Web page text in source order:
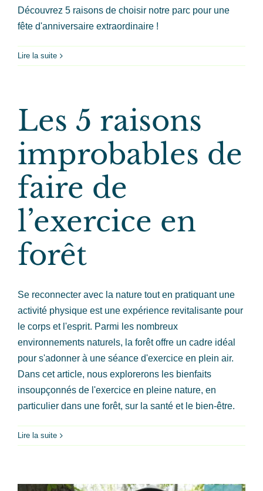
Découvrez 5 raisons de choisir notre parc pour une
fête d'anniversaire extraordinaire !
Lire la suite
Les 5 raisons
improbables de
faire de
l’exercice en
forêt
Se reconnecter avec la nature tout en pratiquant une
activité physique est une expérience revitalisante pour
le corps et l'esprit. Parmi les nombreux
environnements naturels, la forêt offre un cadre idéal
pour s'adonner à une séance d'exercice en plein air.
Dans cet article, nous explorerons les bienfaits
insoupçonnés de l'exercice en pleine nature, en
particulier dans une forêt, sur la santé et le bien-être.
Lire la suite